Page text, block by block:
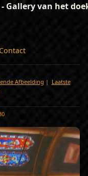
Gallery van het
Afbeelding | Laatste